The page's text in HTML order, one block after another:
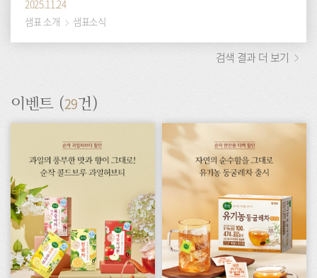
2025.11.24
샘표 소개
샘표소식
검색 결과 더 보기
이벤트 (29건)
벤